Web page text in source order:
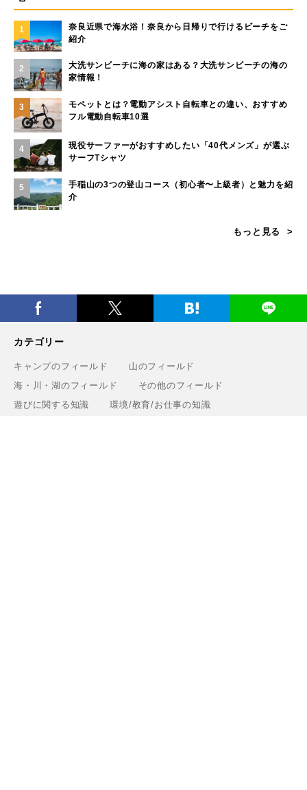
1
奈良近県で海水浴！奈良から日帰りで行けるビーチをご
紹介
2
大洗サンビーチに海の家はある？大洗サンビーチの海の
家情報！
3
モペットとは？電動アシスト自転車との違い、おすすめ
フル電動自転車10選
4
現役サーファーがおすすめしたい「40代メンズ」が選ぶ
サーフTシャツ
5
手稲山の3つの登山コース（初心者〜上級者）と魅力を紹
介
もっと見る
カテゴリー
キャンプのフィールド
山のフィールド
海・川・湖のフィールド
その他のフィールド
遊びに関する知識
環境/教育/お仕事の知識